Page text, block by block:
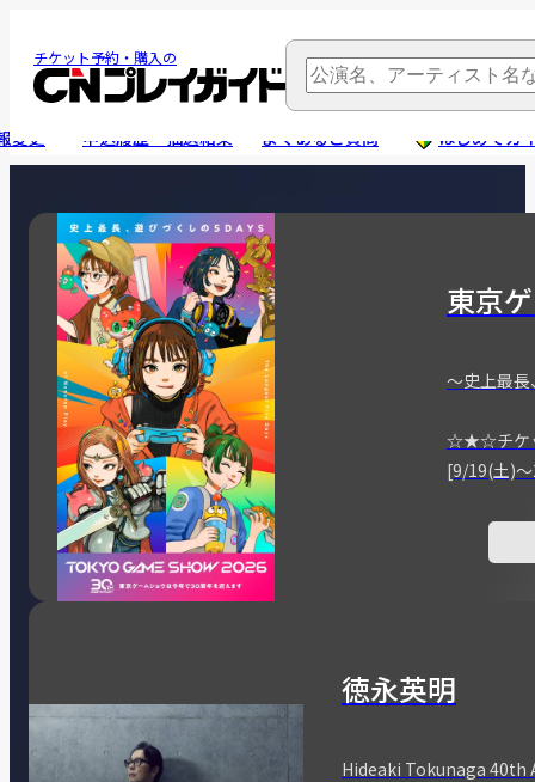
チケット予約・購入の
変更 申込履歴・抽選結果 よくあるご質問 はじめてガ
東京
～史上最長
☆★☆チケ
[9/19(土)
徳永英明
Hideaki Tokunaga 40th